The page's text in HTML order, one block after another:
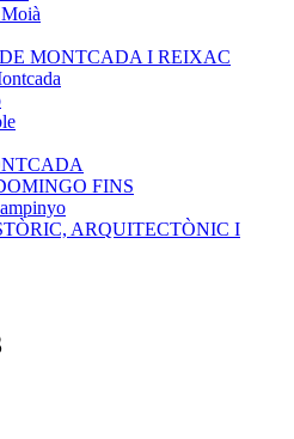
MONTCADA I REIXAC
FINS
ARQUITECTÒNIC I